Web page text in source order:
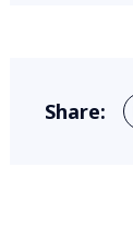
Share: